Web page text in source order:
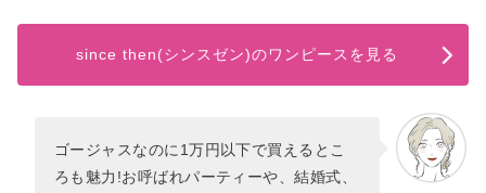
since then(シンスゼン)のワンピースを見る
ゴージャスなのに1万円以下で買えるとこ
ろも魅力!お呼ばれパーティーや、結婚式、